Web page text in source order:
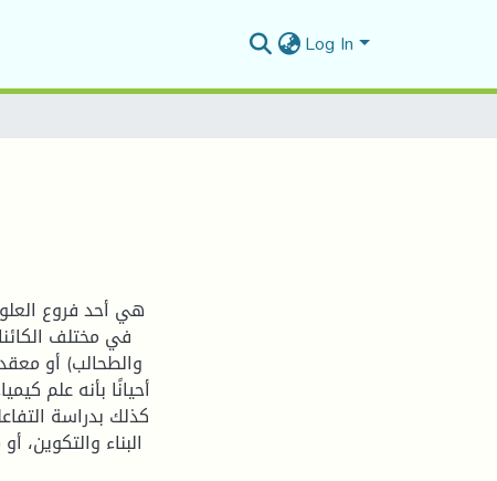
Log In
هي أحد فروع
في مختلف
والطحالب) أو
أحيانًا بأنه علم
كذلك بدراسة
البناء